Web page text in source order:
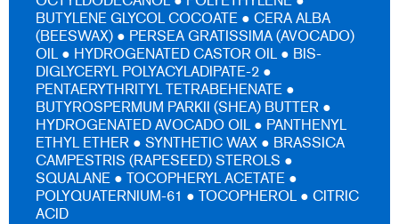
BUTYLENE GLYCOL COCOATE ● CERA ALBA
(BEESWAX) ● PERSEA GRATISSIMA (AVOCADO)
OIL ● HYDROGENATED CASTOR OIL ● BIS-
DIGLYCERYL POLYACYLADIPATE-2 ●
PENTAERYTHRITYL TETRABEHENATE ●
BUTYROSPERMUM PARKII (SHEA) BUTTER ●
HYDROGENATED AVOCADO OIL ● PANTHENYL
ETHYL ETHER ● SYNTHETIC WAX ● BRASSICA
CAMPESTRIS (RAPESEED) STEROLS ●
SQUALANE ● TOCOPHERYL ACETATE ●
POLYQUATERNIUM-61 ● TOCOPHEROL ● CITRIC
ACID